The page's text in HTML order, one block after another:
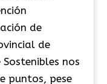
de
de
nos
puntos, pese